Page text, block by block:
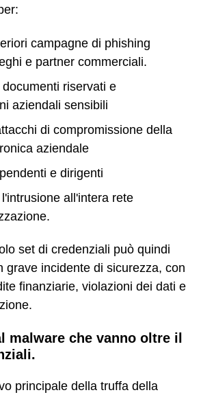
campagne di phishing
e partner commerciali.
riservati e
aziendali sensibili
di compromissione della
aziendale
e dirigenti
all'intera rete
set di credenziali può quindi
grave incidente di sicurezza, con
finanziarie, violazioni dei dati e
malware che vanno oltre il
principale della truffa della